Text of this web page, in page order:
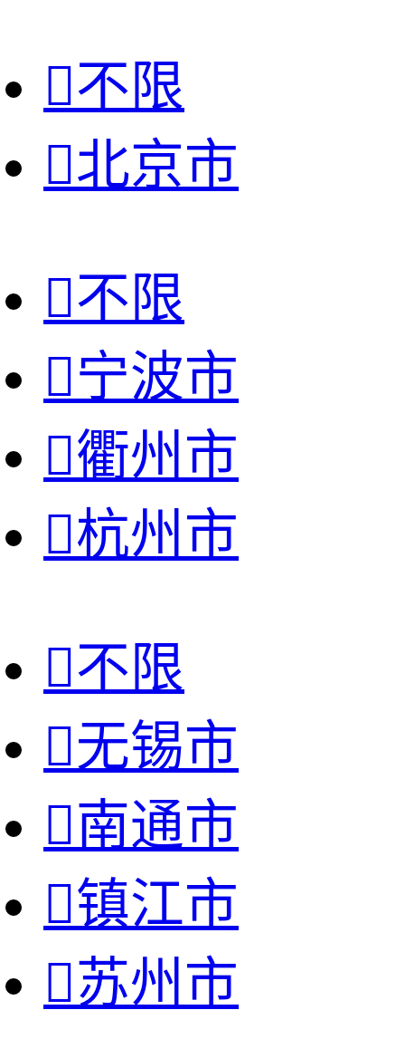
不限
北京市
不限
宁波市
衢州市
杭州市
不限
无锡市
南通市
镇江市
苏州市